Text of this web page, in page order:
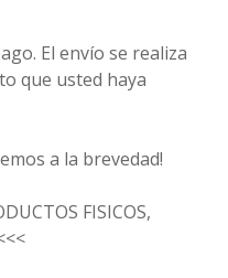
El envío se realiza
que usted haya
a la brevedad!
FISICOS,